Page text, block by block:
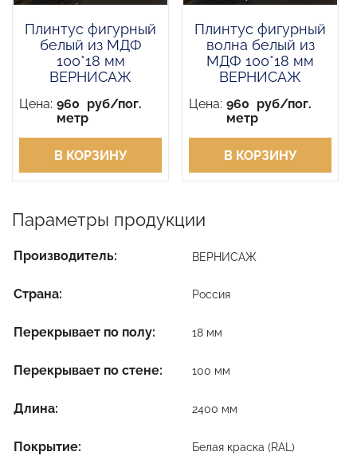
Плинтус фигурный
белый из МДФ
100*18 мм
ВЕРНИСАЖ
Цена: 960 руб/пог.
метр
В КОРЗИНУ
Плинтус фигурный
волна белый из
МДФ 100*18 мм
ВЕРНИСАЖ
Цена: 960 руб/пог.
метр
В КОРЗИНУ
Параметры продукции
Производитель: ВЕРНИСАЖ
Страна: Россия
Перекрывает по полу: 18 мм
Перекрывает по стене: 100 мм
Длина: 2400 мм
Покрытие: Белая краска (RAL)